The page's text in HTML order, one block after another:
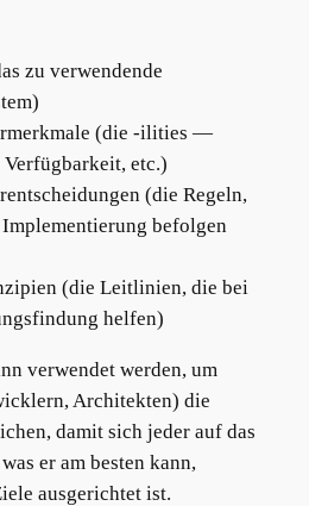
zu verwendende
(die -ilities —
etc.)
(die Regeln,
befolgen
(die Leitlinien, die bei
helfen)
verwendet werden, um
Architekten) die
damit sich jeder auf das
er am besten kann,
ausgerichtet ist.